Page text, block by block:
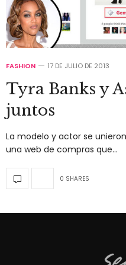
FASHION 17 DE JULIO DE 2013
Tyra Banks y
juntos
La modelo y actor se
una web de compras que…
0 SHARES